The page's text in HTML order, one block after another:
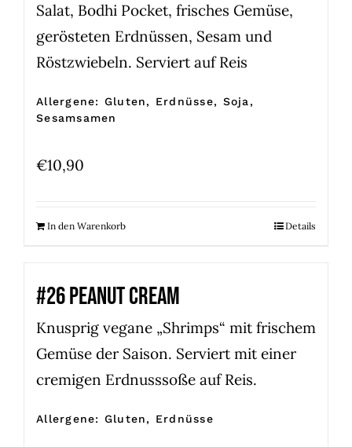
Salat, Bodhi Pocket, frisches Gemüse,
gerösteten Erdnüssen, Sesam und
Röstzwiebeln. Serviert auf Reis
Allergene: Gluten, Erdnüsse, Soja,
Sesamsamen
€10,90
In den Warenkorb Details
#26 PEANUT CREAM
Knusprig vegane „Shrimps“ mit frischem
Gemüse der Saison. Serviert mit einer
cremigen Erdnusssoße auf Reis.
Allergene: Gluten, Erdnüsse